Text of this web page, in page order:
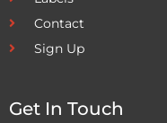
Contact
Sign Up
Get In Touch